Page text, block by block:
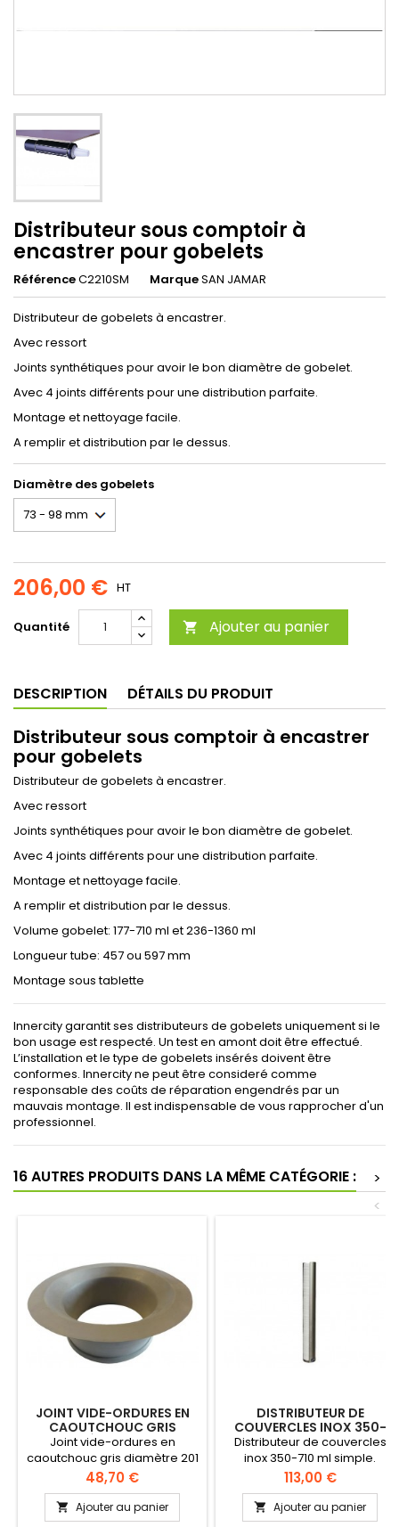
Distributeur sous comptoir à
encastrer pour gobelets
RéférenceC2210SM MarqueSAN JAMAR
Distributeur de gobelets à encastrer.
Avec ressort
Joints synthétiques pour avoir le bon diamètre de gobelet.
Avec 4 joints différents pour une distribution parfaite.
Montage et nettoyage facile.
A remplir et distribution par le dessus.
Diamètre des gobelets
206,00 € HT
Quantité  Ajouter au panier
DESCRIPTION DÉTAILS DU PRODUIT
Distributeur sous comptoir à encastrer
pour gobelets
Distributeur de gobelets à encastrer.
Avec ressort
Joints synthétiques pour avoir le bon diamètre de gobelet.
Avec 4 joints différents pour une distribution parfaite.
Montage et nettoyage facile.
A remplir et distribution par le dessus.
Volume gobelet: 177-710 ml et 236-1360 ml
Longueur tube: 457 ou 597 mm
Montage sous tablette
Innercity garantit ses distributeurs de gobelets uniquement si le
bon usage est respecté. Un test en amont doit être effectué.
L’installation et le type de gobelets insérés doivent être
conformes. Innercity ne peut être consideré comme
responsable des coûts de réparation engendrés par un
mauvais montage. Il est indispensable de vous rapprocher d'un
professionnel.
16 AUTRES PRODUITS DANS LA MÊME CATÉGORIE :
>
<
JOINT VIDE-ORDURES EN
CAOUTCHOUC GRIS
DIAMÈTRE 201 MM
Joint vide-ordures en
caoutchouc gris diamètre 201
mm. Diamètre externe joint
vide-ordures diamètre 250
mm À encastrer directement
dans le tableau en inox.
Prix
48,70 €
 Ajouter au panier
DISTRIBUTEUR DE
COUVERCLES INOX 350-
710 ML SIMPLE
Distributeur de couvercles
inox 350-710 ml simple.
Matière: inox AISI 304
Montage mural avec colliers
(compris) Disponible pour
plusieurs diamètres Offre un
Prix
113,00 €
 Ajouter au panier